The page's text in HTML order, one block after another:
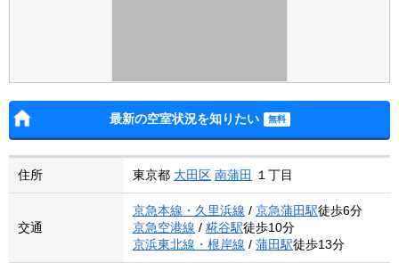
最新の空室状況を知りたい
住所 東京都 大田区 南蒲田 １丁目
交通
京急本線・久里浜線 / 京急蒲田駅徒歩6分
京急空港線 / 糀谷駅徒歩10分
京浜東北線・根岸線 / 蒲田駅徒歩13分